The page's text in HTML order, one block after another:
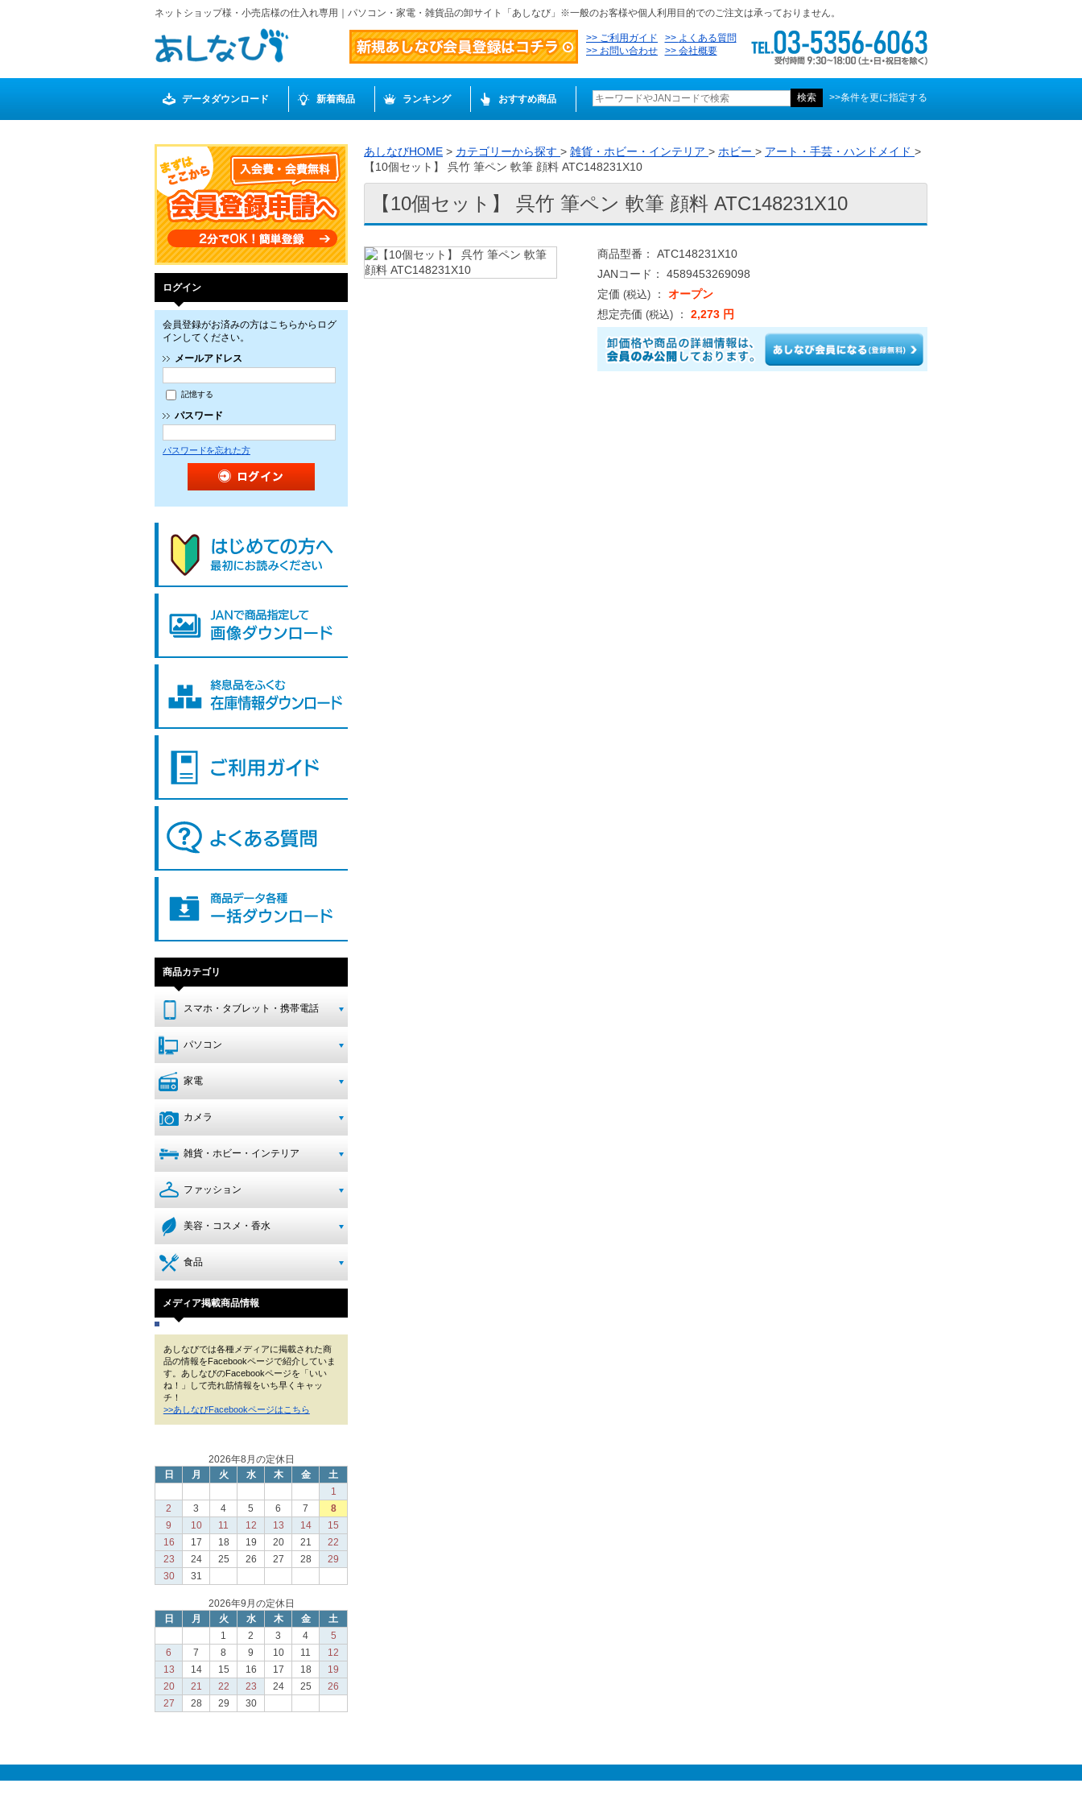
ネットショップ様・小売店様の仕入れ専用｜パソコン・家電・雑貨品の卸サイト「あしなび」※一般のお客様や個人利用目的でのご注文は承っておりません。
ご利用ガイド
よくある質問
お問い合わせ
会社概要
データダウンロード 新着商品 ランキング おすすめ商品 >>条件を更に指定する
ログイン
会員登録がお済みの方はこちらからログ
インしてください。
メールアドレス
記憶する
パスワード
パスワードを忘れた方
商品カテゴリ
スマホ・タブレット・携帯電話
パソコン
家電
カメラ
雑貨・ホビー・インテリア
ファッション
美容・コスメ・香水
食品
メディア掲載商品情報
あしなびでは各種メディアに掲載された商
品の情報をFacebookページで紹介していま
す。あしなびのFacebookページを「いい
ね！」して売れ筋情報をいち早くキャッ
チ！
>>あしなびFacebookページはこちら
2026年8月の定休日
日
月 火 水 木 金
土
1
2
3 4 5 6 7
8
9
10 11 12 13 14
15
16
17 18 19 20 21
22
23
24 25 26 27 28
29
30
31
2026年9月の定休日
日
月 火 水 木 金
土
1
2 3 4
5
6
7 8 9 10 11
12
13
14 15 16 17 18
19
20
21 22 23 24 25
26
27
28 29 30
あしなびHOME > カテゴリーから探す > 雑貨・ホビー・インテリア > ホビー > アート・手芸・ハンドメイド >
【10個セット】 呉竹 筆ペン 軟筆 顔料 ATC148231X10
【10個セット】 呉竹 筆ペン 軟筆 顔料 ATC148231X10
商品型番： ATC148231X10
JANコード： 4589453269098
定価 (税込) ： オープン
想定売価 (税込) ： 2,273 円